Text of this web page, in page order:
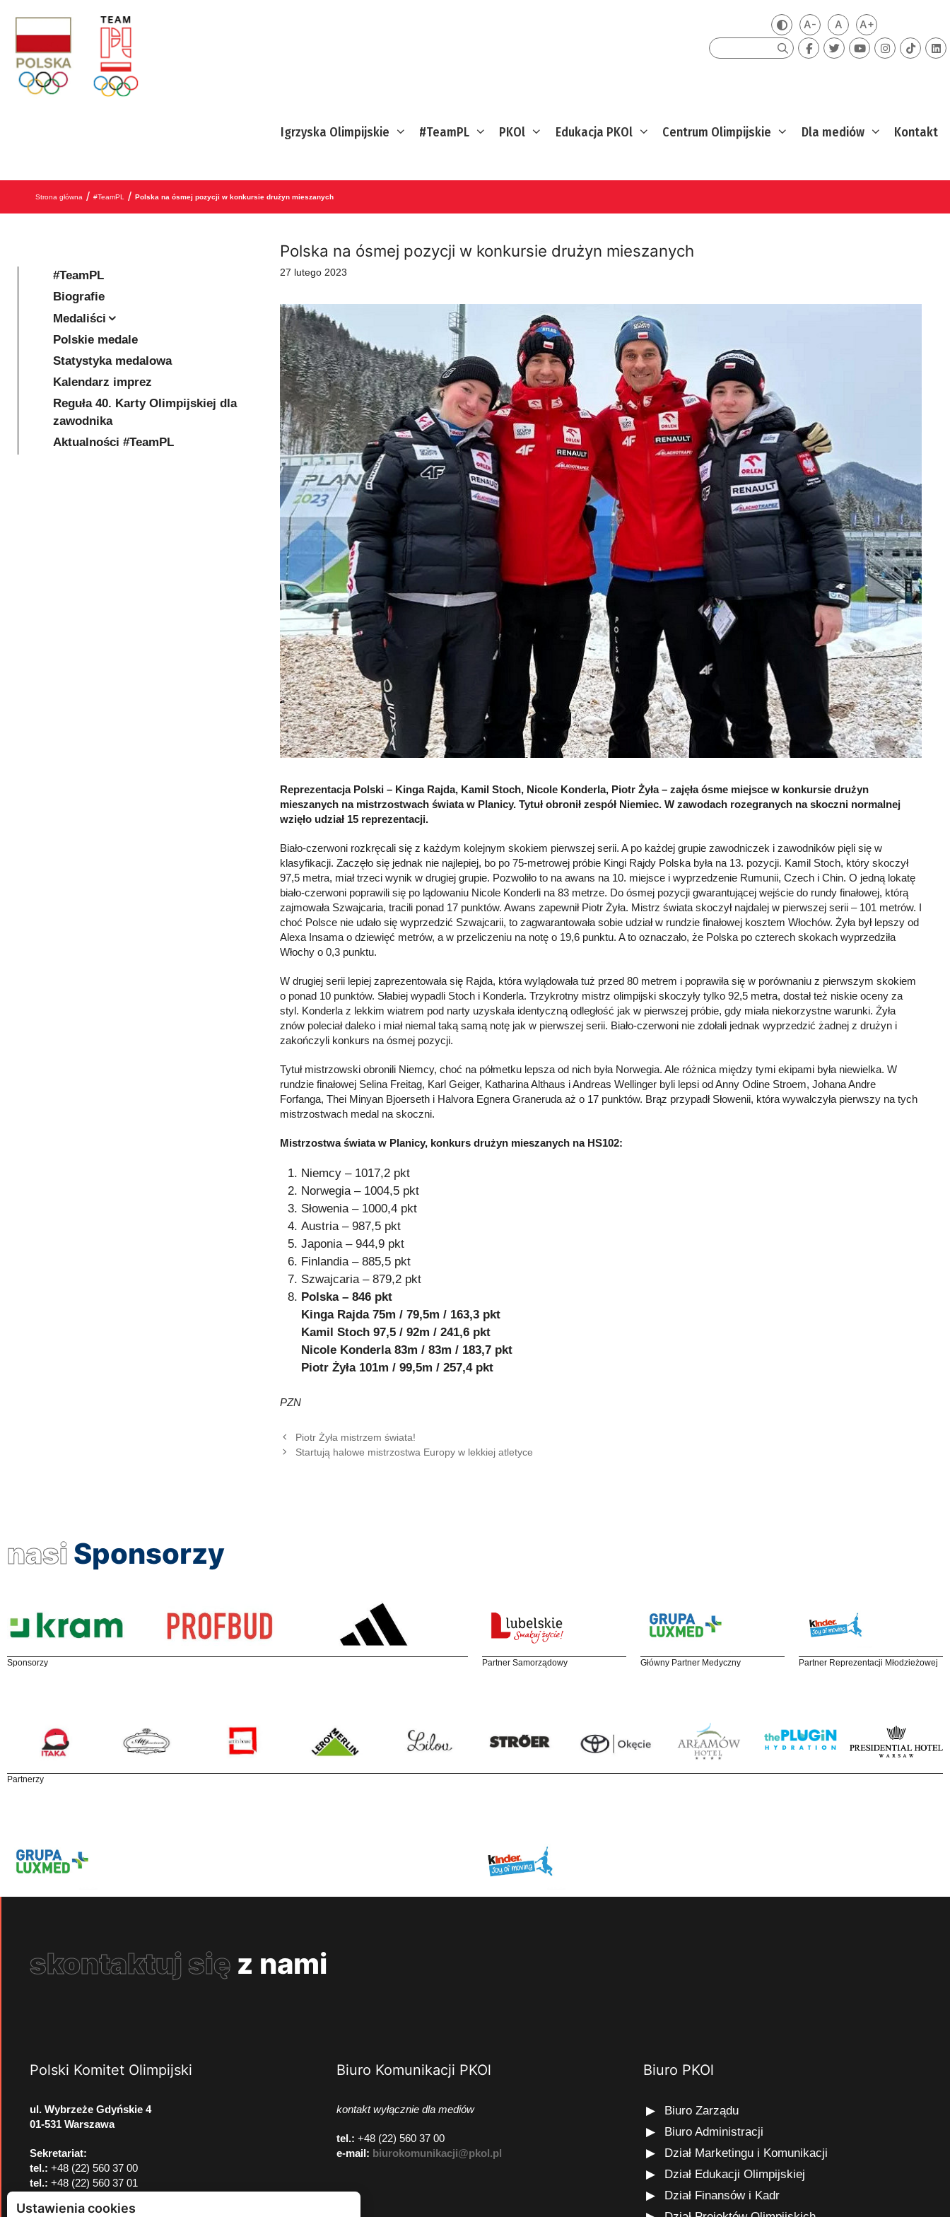
Zmień kontrast
A-Mniejsza czcionka
ADomyślna czcionka
A+Większa
Szukaj
Igrzyska Olimpijskie #TeamPL PKOl Edukacja PKOl Centrum Olimpijskie Dla mediów Kontakt
Strona główna / #TeamPL / Polska na ósmej pozycji w konkursie drużyn mieszanych
Polska na ósmej pozycji w konkursie drużyn mieszanych
27 lutego 2023
Reprezentacja Polski – Kinga Rajda, Kamil Stoch, Nicole Konderla, Piotr Żyła – zajęła ósme miejsce w konkursie drużyn
mieszanych na mistrzostwach świata w Planicy. Tytuł obronił zespół Niemiec. W zawodach rozegranych na skoczni normalnej
wzięło udział 15 reprezentacji.
Biało-czerwoni rozkręcali się z każdym kolejnym skokiem pierwszej serii. A po każdej grupie zawodniczek i zawodników pięli się w
klasyfikacji. Zaczęło się jednak nie najlepiej, bo po 75-metrowej próbie Kingi Rajdy Polska była na 13. pozycji. Kamil Stoch, który skoczył
97,5 metra, miał trzeci wynik w drugiej grupie. Pozwoliło to na awans na 10. miejsce i wyprzedzenie Rumunii, Czech i Chin. O jedną lokatę
biało-czerwoni poprawili się po lądowaniu Nicole Konderli na 83 metrze. Do ósmej pozycji gwarantującej wejście do rundy finałowej, którą
zajmowała Szwajcaria, tracili ponad 17 punktów. Awans zapewnił Piotr Żyła. Mistrz świata skoczył najdalej w pierwszej serii – 101 metrów. I
choć Polsce nie udało się wyprzedzić Szwajcarii, to zagwarantowała sobie udział w rundzie finałowej kosztem Włochów. Żyła był lepszy od
Alexa Insama o dziewięć metrów, a w przeliczeniu na notę o 19,6 punktu. A to oznaczało, że Polska po czterech skokach wyprzedziła
Włochy o 0,3 punktu.
W drugiej serii lepiej zaprezentowała się Rajda, która wylądowała tuż przed 80 metrem i poprawiła się w porównaniu z pierwszym skokiem
o ponad 10 punktów. Słabiej wypadli Stoch i Konderla. Trzykrotny mistrz olimpijski skoczyły tylko 92,5 metra, dostał też niskie oceny za
styl. Konderla z lekkim wiatrem pod narty uzyskała identyczną odległość jak w pierwszej próbie, gdy miała niekorzystne warunki. Żyła
znów poleciał daleko i miał niemal taką samą notę jak w pierwszej serii. Biało-czerwoni nie zdołali jednak wyprzedzić żadnej z drużyn i
zakończyli konkurs na ósmej pozycji.
Tytuł mistrzowski obronili Niemcy, choć na półmetku lepsza od nich była Norwegia. Ale różnica między tymi ekipami była niewielka. W
rundzie finałowej Selina Freitag, Karl Geiger, Katharina Althaus i Andreas Wellinger byli lepsi od Anny Odine Stroem, Johana Andre
Forfanga, Thei Minyan Bjoerseth i Halvora Egnera Graneruda aż o 17 punktów. Brąz przypadł Słowenii, która wywalczyła pierwszy na tych
mistrzostwach medal na skoczni.
Mistrzostwa świata w Planicy, konkurs drużyn mieszanych na HS102:
Niemcy – 1017,2 pkt
Norwegia – 1004,5 pkt
Słowenia – 1000,4 pkt
Austria – 987,5 pkt
Japonia – 944,9 pkt
Finlandia – 885,5 pkt
Szwajcaria – 879,2 pkt
Polska – 846 pkt
Kinga Rajda 75m / 79,5m / 163,3 pkt
Kamil Stoch 97,5 / 92m / 241,6 pkt
Nicole Konderla 83m / 83m / 183,7 pkt
Piotr Żyła 101m / 99,5m / 257,4 pkt
PZN
Piotr Żyła mistrzem świata!
Startują halowe mistrzostwa Europy w lekkiej atletyce
#TeamPL
Biografie
Medaliści
Polskie medale
Statystyka medalowa
Kalendarz imprez
Reguła 40. Karty Olimpijskiej dla
zawodnika
Aktualności #TeamPL
nasi Sponsorzy
Sponsorzy Partner Samorządowy Główny Partner Medyczny Partner Reprezentacji Młodzieżowej
Partnerzy
skontaktuj się z nami
Polski Komitet Olimpijski
ul. Wybrzeże Gdyńskie 4
01-531 Warszawa
Sekretariat:
tel.: +48 (22) 560 37 00
tel.: +48 (22) 560 37 01
Biuro Komunikacji PKOl
kontakt wyłącznie dla mediów
tel.: +48 (22) 560 37 00
e-mail: biurokomunikacji@pkol.pl
Biuro PKOl
Biuro Zarządu
Biuro Administracji
Dział Marketingu i Komunikacji
Dział Edukacji Olimpijskiej
Dział Finansów i Kadr
Ustawienia cookies